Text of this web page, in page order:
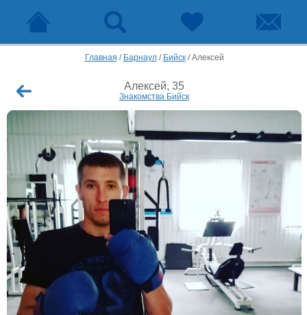
Главная / Барнаул/ Бийск/Алексей
Алексей, 35
Знакомства Бийск